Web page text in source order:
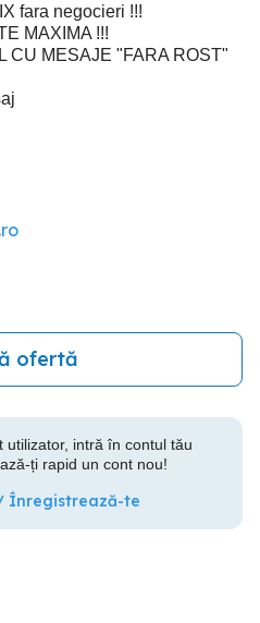
fara negocieri !!!
MAXIMA !!!
CU MESAJE "FARA ROST"
ofertă
utilizator, intră în contul tău
ți rapid un cont nou!
Înregistrează-te